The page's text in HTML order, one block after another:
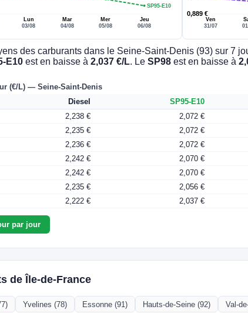
Lun
03/08
Mar
04/08
Mer
05/08
Jeu
06/08
SP95-E10
0,889 €
Ven
31/07
des carburants dans le Seine-Saint-Denis (93) sur 7
E10 est en baisse à2,037 €/L. LeSP98 est en baisse à
(€/L) — Seine-Saint-Denis
Diesel SP95-E10
2,238 € 2,072 €
2,235 € 2,072 €
2,236 € 2,072 €
2,242 € 2,070 €
2,242 € 2,070 €
2,235 € 2,056 €
2,222 € 2,037 €
par jour
de Île-de-France
Yvelines (78) Essonne (91) Hauts-de-Seine (92) Val-